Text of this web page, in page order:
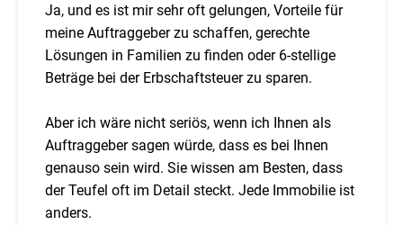
Ja, und es ist mir sehr oft gelungen, Vorteile für
meine Auftraggeber zu schaffen, gerechte
Lösungen in Familien zu finden oder 6-stellige
Beträge bei der Erbschaftsteuer zu sparen.
Aber ich wäre nicht seriös, wenn ich Ihnen als
Auftraggeber sagen würde, dass es bei Ihnen
genauso sein wird. Sie wissen am Besten, dass
der Teufel oft im Detail steckt. Jede Immobilie ist
anders.